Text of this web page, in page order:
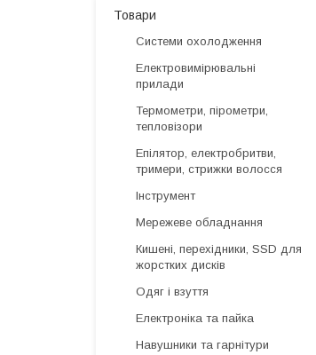
Товари
Системи охолодження
Електровимірювальні
прилади
Термометри, пірометри,
тепловізори
Епілятор, електробритви,
тримери, стрижки волосся
Інструмент
Мережеве обладнання
Кишені, перехідники, SSD для
жорстких дисків
Одяг і взуття
Електроніка та пайка
Навушники та гарнітури